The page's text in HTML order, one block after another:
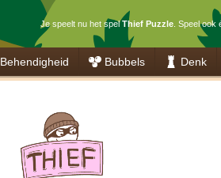
Je speelt nu het spelThief Puzzle. Speel ook
Behendigheid Bubbels Denk